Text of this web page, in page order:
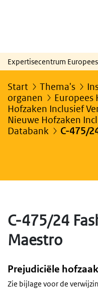
Expertisecentrum
Start Thema's
organen
Europees
Hofzaken Inclusief
Nieuwe Hofzaken
Databank
C-475/
C-475/24
Maestro
Prejudiciële hofzaak
Zie bijlage voor de